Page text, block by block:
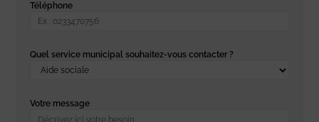
Téléphone
Quel service municipal souhaitez-vous contacter ?
Votre message